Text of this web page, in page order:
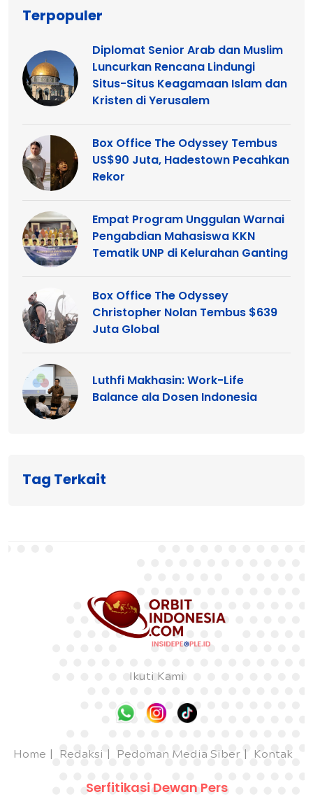
Terpopuler
Diplomat Senior Arab dan Muslim
Luncurkan Rencana Lindungi
Situs-Situs Keagamaan Islam dan
Kristen di Yerusalem
Box Office The Odyssey Tembus
US$90 Juta, Hadestown Pecahkan
Rekor
Empat Program Unggulan Warnai
Pengabdian Mahasiswa KKN
Tematik UNP di Kelurahan Ganting
Box Office The Odyssey
Christopher Nolan Tembus $639
Juta Global
Luthfi Makhasin: Work-Life
Balance ala Dosen Indonesia
Tag Terkait
Ikuti Kami
Home Redaksi Pedoman Media Siber Kontak
Serfitikasi Dewan Pers